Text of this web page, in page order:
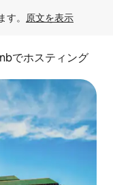
。 原文を表示
でホスティング